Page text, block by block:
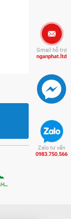
Gmail hỗ trợ
nganphat.ltd
Zalo tư vấn
0983.750.566